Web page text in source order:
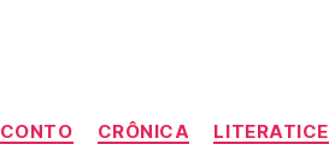
CONTO CRÔNICA LITERATICE